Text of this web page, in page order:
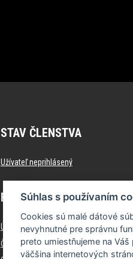
STAV ČLENSTVA
Užívateľ neprihlásený
Úvod
Časté otázky (FAQ)
Súhlas s používaním
Cookies sú malé dátové
nevyhnutné pre správnu
preto umiestňujeme na
väčšina internetových